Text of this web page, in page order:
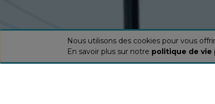
Nous utilisons des cookies pour vous
En savoir plus sur notre politique de vie